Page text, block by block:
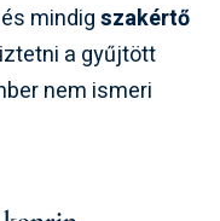
mindigszakértő
a gyűjtött
nem ismeri